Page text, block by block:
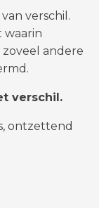
verschil.
waarin
andere
verschil.
ontzettend